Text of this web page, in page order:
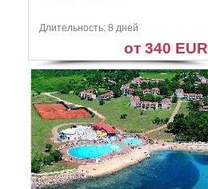
Длительность: 8 дней
от 340 EUR